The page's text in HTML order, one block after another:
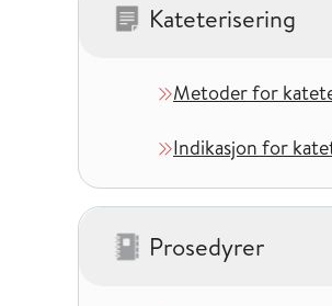
Kateterisering
– 2 kapitler
Metoder for
Indikasjon for
Prosedyrer
– 5 kapitler